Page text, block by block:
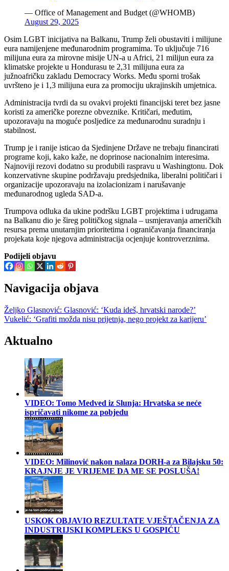
— Office of Management and Budget (@WHOMB)
August 29, 2025
Osim LGBT inicijativa na Balkanu, Trump želi obustaviti i milijune
eura namijenjene međunarodnim programima. To uključuje 716
milijuna eura za mirovne misije UN-a u Africi, 21 milijun eura za
klimatske projekte u Hondurasu te 2,31 milijuna eura za
južnoafričku zakladu Democracy Works. Među sporni trošak
uvršteno je i 1,3 milijuna eura za promociju ukrajinskih umjetnica.
Administracija tvrdi da su ovakvi projekti financijski teret bez jasne
koristi za američke porezne obveznike. Kritičari, međutim,
upozoravaju na moguće posljedice za međunarodnu suradnju i
stabilnost.
Trump je i ranije isticao da Sjedinjene Države ne trebaju financirati
programe koji, kako kaže, ne doprinose nacionalnim interesima.
Najnoviji rezovi dodatno su produbili raspravu u Washingtonu. Dok
konzervativne skupine podržavaju predsjednika, liberalni političari i
organizacije upozoravaju na izolacionizam i narušavanje
međunarodnog ugleda SAD-a.
Trumpova odluka da ukine podršku LGBT projektima i udrugama
na Balkanu dio je šireg političkog signala – usmjeravanja američkih
resursa prema unutarnjim prioritetima i ograničavanja financiranja
projekata koje njegova administracija ocjenjuje kontroverznima.
Podijeli objavu
Navigacija objava
Željko Glasnović: Glasnović: ‘Kuda ideš, hrvatski narode?’
Vukelić: ‘Grafiti možda nisu prijetnja, nego projekt za karijeru’
Aktualno
VIDEO: Tomo Medved iz Slunja: Hrvatska se neće
ispričavati nikome za pobjedu
VIDEO: Milinović nakon nalaza DORH-a za Bilajsku 50:
KRAJNJE JE VRIJEME DA ME SE POSLUŠA!
USKOK OBJAVIO REZULTATE VJEŠTAČENJA ZA
INDUSTRIJSKI KOMPLEKS U GOSPIĆU